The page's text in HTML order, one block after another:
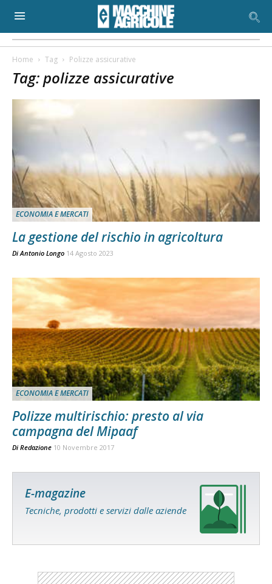
Home Tag Polizze assicurative
Tag: polizze assicurative
ECONOMIA E MERCATI
La gestione del rischio in agricoltura
DiAntonio Longo 14 Agosto 2023
ECONOMIA E MERCATI
Polizze multirischio: presto al via
campagna del Mipaaf
Di Redazione 10 Novembre 2017
E-magazine
Tecniche, prodotti e servizi dalle aziende